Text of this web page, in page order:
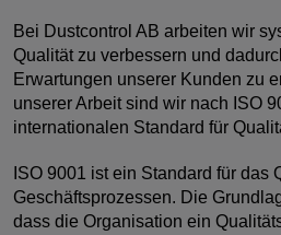
Bei Dustcontrol AB arbeiten wir
Qualität zu verbessern und
Erwartungen unserer Kunden zu
unserer Arbeit sind wir nach ISO
internationalen Standard für
ISO 9001 ist ein Standard für das
Geschäftsprozessen. Die
dass die Organisation ein